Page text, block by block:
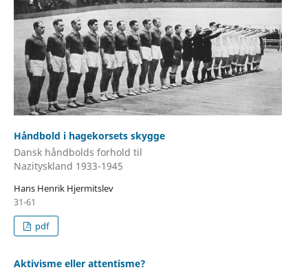
Håndbold i hagekorsets skygge
Dansk håndbolds forhold til
Nazityskland 1933-1945
Hans Henrik Hjermitslev
31-61
pdf
Aktivisme eller attentisme?